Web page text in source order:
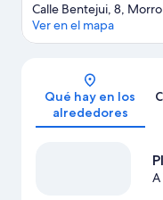
Calle Bentejui, 8,
Ver en el mapa
Qué hay en los
alrededores
A